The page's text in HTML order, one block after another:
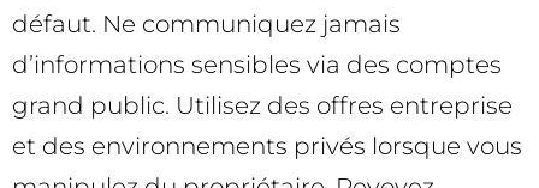
défaut. Ne communiquez jamais
d’informations sensibles via des comptes
grand public. Utilisez des offres entreprise
et des environnements privés lorsque vous